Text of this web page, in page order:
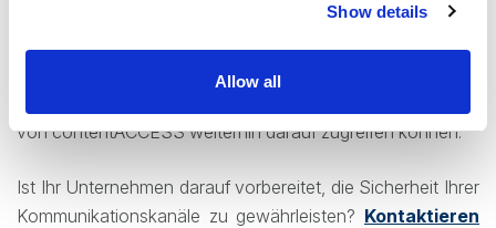
Show details
Allow all
Kommunikation sicher und intakt bleibt und den
gesetzlichen Aufbewahrungsvorschriften entspricht – und
dass Ihre Mitarbeiter dank des unkomplizierten,
von contentACCESS weiterhin darauf zugreifen können.
Ist Ihr Unternehmen darauf vorbereitet, die Sicherheit Ihrer
Kommunikationskanäle zu gewährleisten? Kontaktieren